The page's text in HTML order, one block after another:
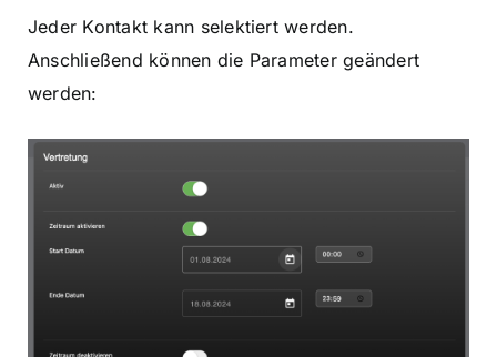
Jeder Kontakt kann selektiert werden.
Anschließend können die Parameter geändert
werden: